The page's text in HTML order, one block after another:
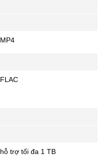
MP4
FLAC
hỗ trợ tối đa 1 TB